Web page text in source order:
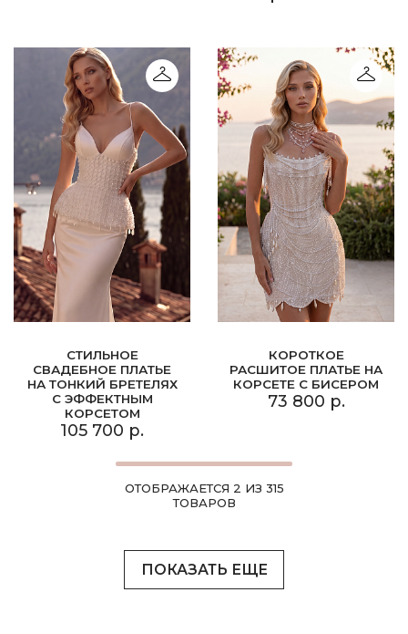
СТИЛЬНОЕ
СВАДЕБНОЕ ПЛАТЬЕ
НА ТОНКИЙ БРЕТЕЛЯХ
С ЭФФЕКТНЫМ
КОРСЕТОМ
105 700 р.
КОРОТКОЕ
РАСШИТОЕ ПЛАТЬЕ НА
КОРСЕТЕ С БИСЕРОМ
73 800 р.
ОТОБРАЖАЕТСЯ 2 ИЗ 315
ТОВАРОВ
ПОКАЗАТЬ ЕЩЕ